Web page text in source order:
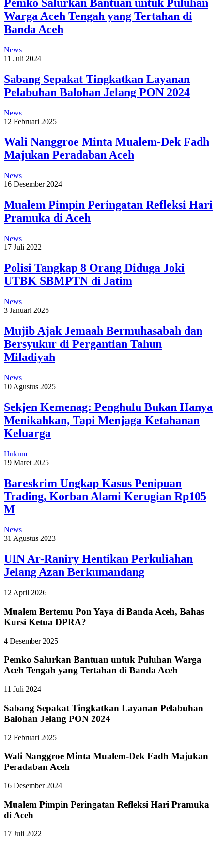
Pemko Salurkan Bantuan untuk Puluhan
Warga Aceh Tengah yang Tertahan di
Banda Aceh
News
11 Juli 2024
Sabang Sepakat Tingkatkan Layanan
Pelabuhan Balohan Jelang PON 2024
News
12 Februari 2025
Wali Nanggroe Minta Mualem-Dek Fadh
Majukan Peradaban Aceh
News
16 Desember 2024
Mualem Pimpin Peringatan Refleksi Hari
Pramuka di Aceh
News
17 Juli 2022
Polisi Tangkap 8 Orang Diduga Joki
UTBK SBMPTN di Jatim
News
3 Januari 2025
Mujib Ajak Jemaah Bermuhasabah dan
Bersyukur di Pergantian Tahun
Miladiyah
News
10 Agustus 2025
Sekjen Kemenag: Penghulu Bukan Hanya
Menikahkan, Tapi Menjaga Ketahanan
Keluarga
Hukum
19 Maret 2025
Bareskrim Ungkap Kasus Penipuan
Trading, Korban Alami Kerugian Rp105
M
News
31 Agustus 2023
UIN Ar-Raniry Hentikan Perkuliahan
Jelang Azan Berkumandang
12 April 2026
Mualem Bertemu Pon Yaya di Banda Aceh, Bahas
Kursi Ketua DPRA?
4 Desember 2025
Pemko Salurkan Bantuan untuk Puluhan Warga
Aceh Tengah yang Tertahan di Banda Aceh
11 Juli 2024
Sabang Sepakat Tingkatkan Layanan Pelabuhan
Balohan Jelang PON 2024
12 Februari 2025
Wali Nanggroe Minta Mualem-Dek Fadh Majukan
Peradaban Aceh
16 Desember 2024
Mualem Pimpin Peringatan Refleksi Hari Pramuka
di Aceh
17 Juli 2022